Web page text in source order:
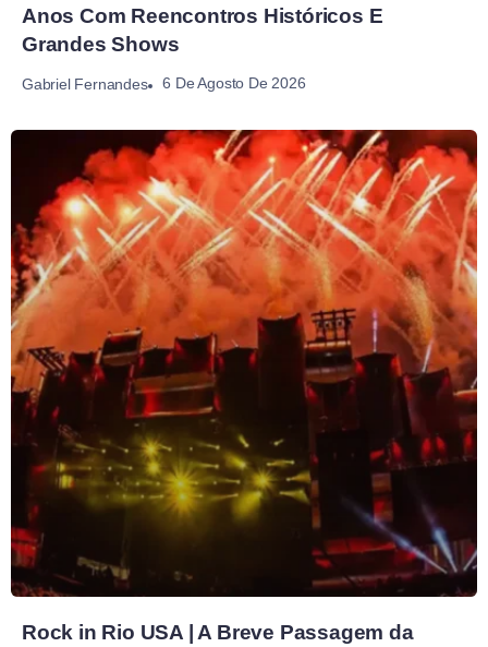
Anos Com Reencontros Históricos E
Grandes Shows
Gabriel Fernandes 6 De Agosto De 2026
Rock in Rio USA | A Breve Passagem da